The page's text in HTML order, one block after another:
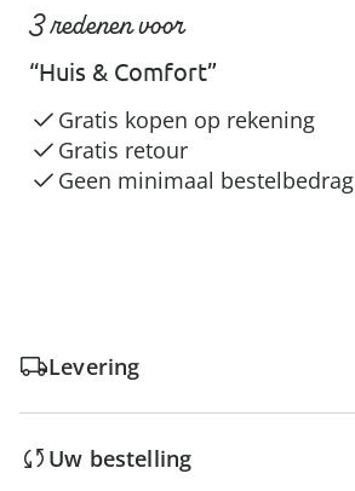
3 redenen voor
“Huis & Comfort”
Gratis kopen op rekening
Gratis retour
Geen minimaal bestelbedrag
Levering
Uw bestelling